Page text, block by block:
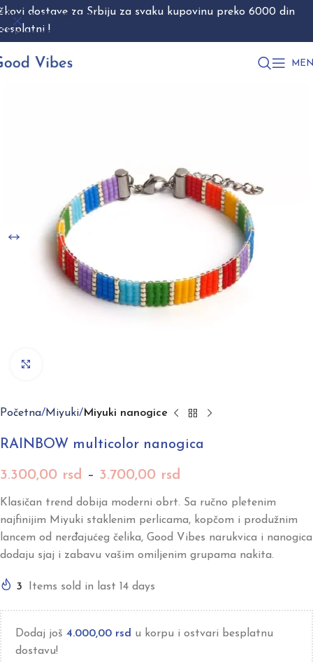
Skip to navigation
Skip to main content
Početna Miyuki Miyuki nanogice
RAINBOW multicolor nanogica
3.300,00 rsd – 3.700,00 rsd
Klasičan trend dobija moderni obrt. Sa ručno pletenim
najfinijim Miyuki staklenim perlicama, kopčom i produžnim
lancem od nerđajućeg čelika, Good Vibes narukvica i nanogica
dodaju sjaj i zabavu vašim omiljenim grupama nakita.
3 Items sold in last 14 days
Dodaj još 4.000,00 rsd u korpu i ostvari besplatnu
dostavu!
dostave za Srbiju za svaku kupovinu preko 6000 din
!